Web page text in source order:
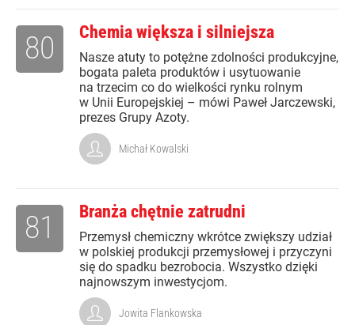
Chemia większa i silniejsza
Nasze atuty to potężne zdolności produkcyjne,
bogata paleta produktów i usytuowanie
na trzecim co do wielkości rynku rolnym
w Unii Europejskiej – mówi Paweł Jarczewski,
prezes Grupy Azoty.
80
Michał Kowalski
Branża chętnie zatrudni
Przemysł chemiczny wkrótce zwiększy udział
w polskiej produkcji przemysłowej i przyczyni
się do spadku bezrobocia. Wszystko dzięki
najnowszym inwestycjom.
81
Jowita Flankowska